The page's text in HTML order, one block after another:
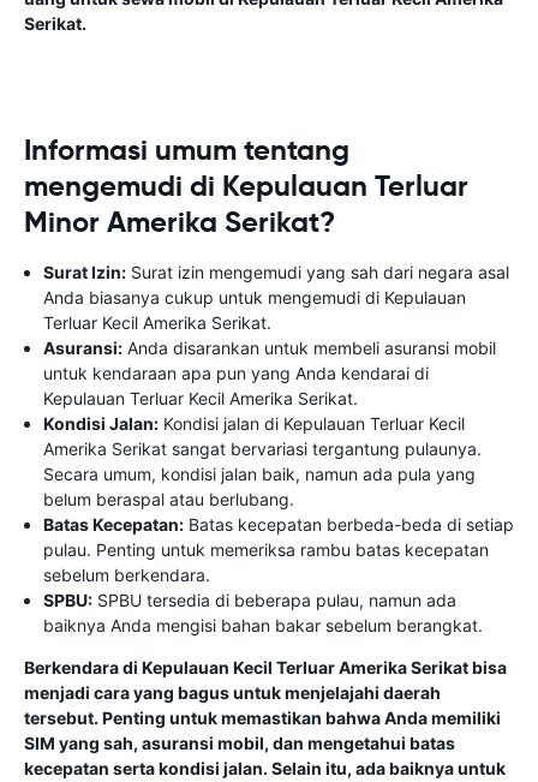
Serikat.
Informasi umum tentang
mengemudi di Kepulauan Terluar
Minor Amerika Serikat?
Surat Izin: Surat izin mengemudi yang sah dari negara asal
Anda biasanya cukup untuk mengemudi di Kepulauan
Terluar Kecil Amerika Serikat.
Asuransi: Anda disarankan untuk membeli asuransi mobil
untuk kendaraan apa pun yang Anda kendarai di
Kepulauan Terluar Kecil Amerika Serikat.
Kondisi Jalan: Kondisi jalan di Kepulauan Terluar Kecil
Amerika Serikat sangat bervariasi tergantung pulaunya.
Secara umum, kondisi jalan baik, namun ada pula yang
belum beraspal atau berlubang.
Batas Kecepatan: Batas kecepatan berbeda-beda di setiap
pulau. Penting untuk memeriksa rambu batas kecepatan
sebelum berkendara.
SPBU: SPBU tersedia di beberapa pulau, namun ada
baiknya Anda mengisi bahan bakar sebelum berangkat.
Berkendara di Kepulauan Kecil Terluar Amerika Serikat bisa
menjadi cara yang bagus untuk menjelajahi daerah
tersebut. Penting untuk memastikan bahwa Anda memiliki
SIM yang sah, asuransi mobil, dan mengetahui batas
kecepatan serta kondisi jalan. Selain itu, ada baiknya untuk